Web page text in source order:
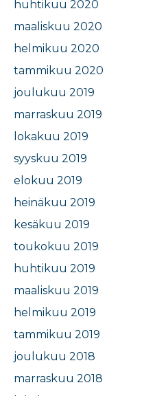
huhtikuu 2020
maaliskuu 2020
helmikuu 2020
tammikuu 2020
joulukuu 2019
marraskuu 2019
lokakuu 2019
syyskuu 2019
elokuu 2019
heinäkuu 2019
kesäkuu 2019
toukokuu 2019
huhtikuu 2019
maaliskuu 2019
helmikuu 2019
tammikuu 2019
joulukuu 2018
marraskuu 2018